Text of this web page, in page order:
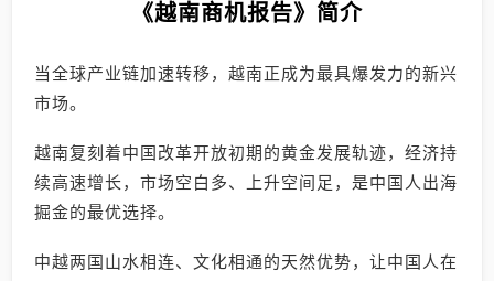
《越南商机报告》简介
当全球产业链加速转移，越南正成为最具爆发力的新兴
市场。
越南复刻着中国改革开放初期的黄金发展轨迹，经济持
续高速增长，市场空白多、上升空间足，是中国人出海
掘金的最优选择。
中越两国山水相连、文化相通的天然优势，让中国人在